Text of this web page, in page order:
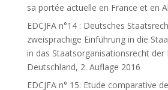
sa portée actuelle en France et en
EDCJFA n°14 : Deutsches
zweisprachige Einführung in die
in das Staatsorganisationsrecht der
Deutschland, 2. Auflage 2016
EDCJFA n° 15: Etude comparative